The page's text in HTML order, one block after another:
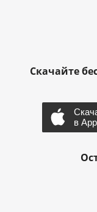
Скачайте